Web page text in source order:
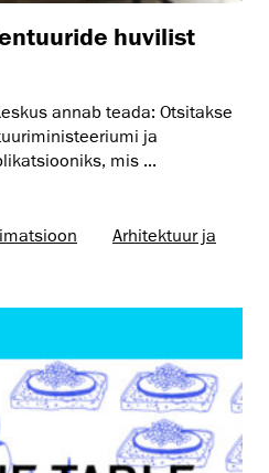
huvilist
annab teada: Otsitakse
ja
mis ...
Arhitektuur ja